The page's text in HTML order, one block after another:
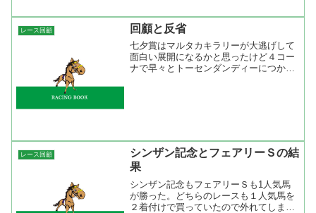
だった。ブラックシェルの...
レース回顧 回顧と反省
七夕賞はマルタカキラリーが大逃げして
面白い展開になるかと思ったけど４コー
ナで早々とトーセンダンディーにつかま
レース回顧
シンザン記念とフェアリーＳの結
果
シンザン記念もフェアリーＳも1人気馬
が勝った。どちらのレースも１人気馬を
２着付けで買っていたので外れてしまっ